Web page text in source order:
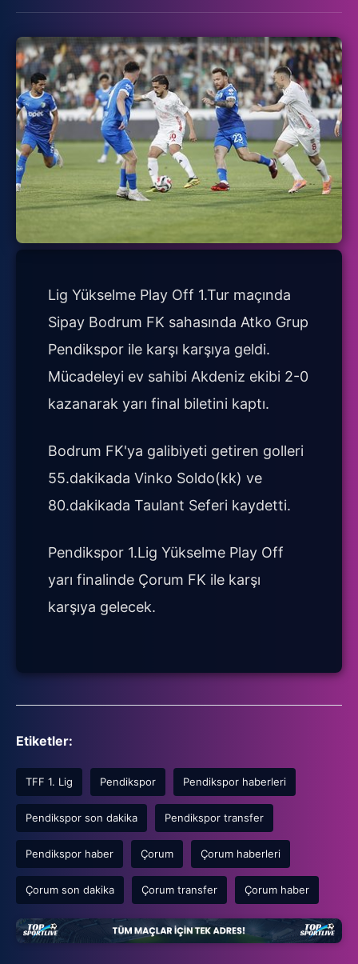
Lig Yükselme Play Off 1.Tur maçında
Sipay Bodrum FK sahasında Atko Grup
Pendikspor ile karşı karşıya geldi.
Mücadeleyi ev sahibi Akdeniz ekibi 2-0
kazanarak yarı final biletini kaptı.
Bodrum FK'ya galibiyeti getiren golleri
55.dakikada Vinko Soldo(kk) ve
80.dakikada Taulant Seferi kaydetti.
Pendikspor 1.Lig Yükselme Play Off
yarı finalinde Çorum FK ile karşı
karşıya gelecek.
Etiketler:
TFF 1. Lig Pendikspor Pendikspor haberleri
Pendikspor son dakika Pendikspor transfer
Pendikspor haber Çorum Çorum haberleri
Çorum son dakika Çorum transfer Çorum haber